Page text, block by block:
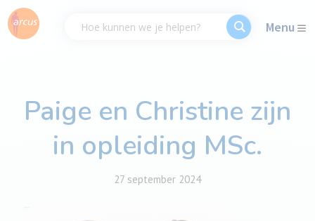
Menu
Paige en Christine zijn
in opleiding MSc.
27 september 2024